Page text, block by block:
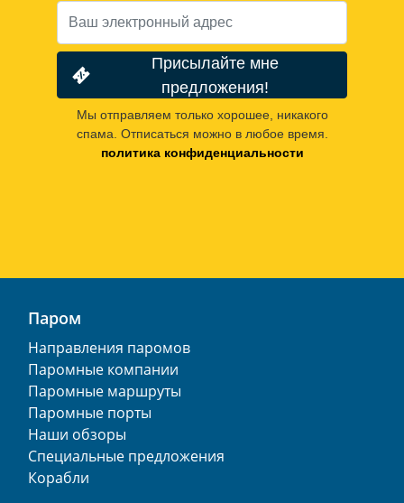
Присылайте мне
предложения!
Мы отправляем только хорошее, никакого
спама. Отписаться можно в любое время.
политика конфиденциальности
Паром
Направления паромов
Паромные компании
Паромные маршруты
Паромные порты
Наши обзоры
Специальные предложения
Корабли